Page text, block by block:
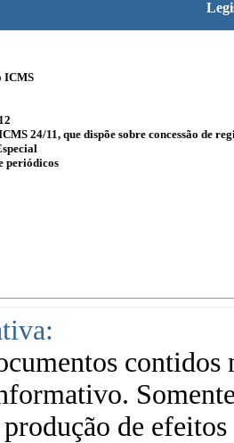
ICMS
24/11, que dispõe sobre concessão de
periódicos
contidos
produção de